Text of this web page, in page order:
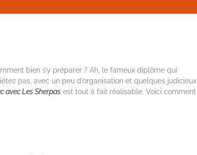
bien s’y préparer ? Ah, le fameux diplôme qui
pas, avec un peu d’organisation et quelques judicieux
avec Les Sherpas est tout à fait réalisable. Voici comment